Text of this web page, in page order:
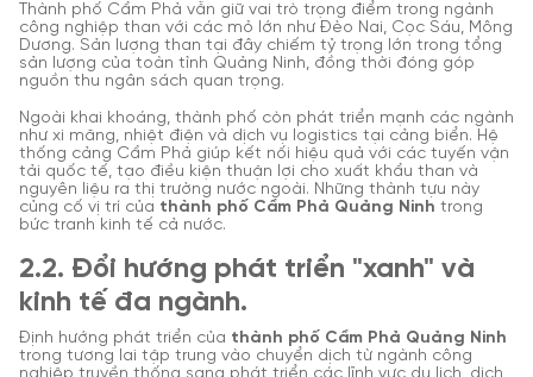
Thành phố Cẩm Phả vẫn giữ vai trò trọng điểm trong ngành
công nghiệp than với các mỏ lớn như Đèo Nai, Cọc Sáu, Mông
Dương. Sản lượng than tại đây chiếm tỷ trọng lớn trong tổng
sản lượng của toàn tỉnh Quảng Ninh, đồng thời đóng góp
nguồn thu ngân sách quan trọng.
Ngoài khai khoáng, thành phố còn phát triển mạnh các ngành
như xi măng, nhiệt điện và dịch vụ logistics tại cảng biển. Hệ
thống cảng Cẩm Phả giúp kết nối hiệu quả với các tuyến vận
tải quốc tế, tạo điều kiện thuận lợi cho xuất khẩu than và
nguyên liệu ra thị trường nước ngoài. Những thành tựu này
củng cố vị trí của thành phố Cẩm Phả Quảng Ninh trong
bức tranh kinh tế cả nước.
2.2. Đổi hướng phát triển "xanh" và
kinh tế đa ngành.
Định hướng phát triển của thành phố Cẩm Phả Quảng Ninh
trong tương lai tập trung vào chuyển dịch từ ngành công